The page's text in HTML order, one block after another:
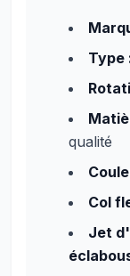
Type
qualité
Col
Jet